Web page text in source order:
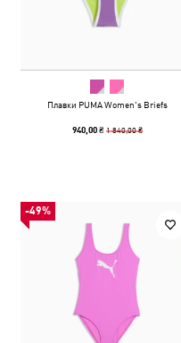
Плавки PUMA Women's Briefs
940,00 ₴ 1 840,00 ₴
-49%